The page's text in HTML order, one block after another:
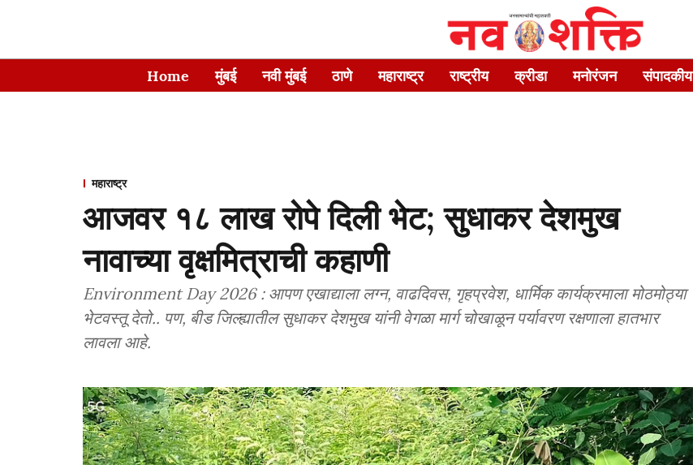
Home मुंबई नवी मुंबई ठाणे महाराष्ट्र राष्ट्रीय क्रीडा मनोरंजन संपादकीय
महाराष्ट्र
आजवर १८ लाख रोपे दिली भेट; सुधाकर देशमुख
नावाच्या वृक्षमित्राची कहाणी
Environment Day 2026 : आपण एखाद्याला लग्न, वाढदिवस, गृहप्रवेश, धार्मिक कार्यक्रमाला मोठमोठ्या
भेटवस्तू देतो.. पण, बीड जिल्ह्यातील सुधाकर देशमुख यांनी वेगळा मार्ग चोखाळून पर्यावरण रक्षणाला हातभार
लावला आहे.